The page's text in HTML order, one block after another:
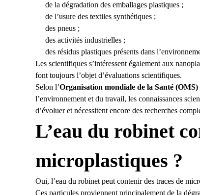
de la dégradation des emballages plastiques ;
de l’usure des textiles synthétiques ;
des pneus ;
des activités industrielles ;
des résidus plastiques présents dans
Les scientifiques s’intéressent également aux
font toujours l’objet d’évaluations scientifiques.
Selon l’Organisation mondiale de la Santé (OMS)
l’environnement et du travail, les connaissances
d’évoluer et nécessitent encore des recherches
L’eau du robinet
microplastiques ?
Oui, l’eau du robinet peut contenir des traces de
Ces particules proviennent principalement de la